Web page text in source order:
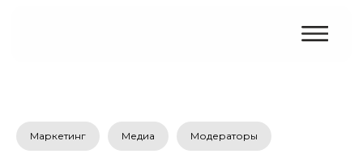
Маркетинг Медиа Модераторы